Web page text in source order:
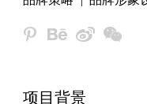
项目背景